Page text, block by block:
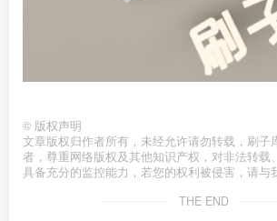
© 版权声明
文章版权归作者所有，未经允许请勿转载，刷子
者，尊重网络版权及其他知识产权，对非法转载
具备充分的监控能力，若您的权利被侵害，请与
THE END